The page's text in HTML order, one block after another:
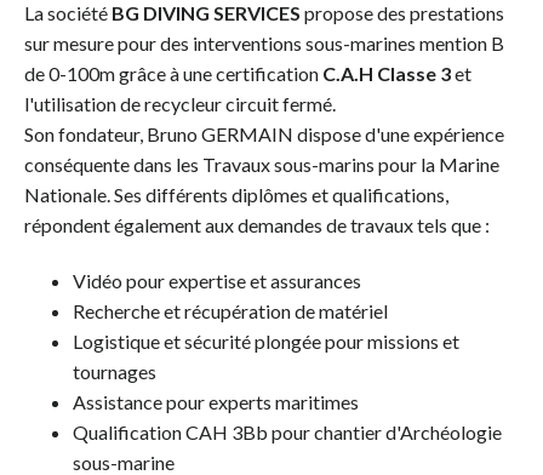
La société BG DIVING SERVICES propose des prestations
sur mesure pour des interventions sous-marines mention B
de 0-100m grâce à une certification C.A.H Classe 3et
l'utilisation de recycleur circuit fermé.
Son fondateur, Bruno GERMAIN dispose d'une expérience
conséquente dans les Travaux sous-marins pour la Marine
Nationale. Ses différents diplômes et qualifications,
répondent également aux demandes de travaux tels que :
Vidéo pour expertise et assurances
Recherche et récupération de matériel
Logistique et sécurité plongée pour missions et
tournages
Assistance pour experts maritimes
Qualification CAH 3Bb pour chantier d'Archéologie
sous-marine